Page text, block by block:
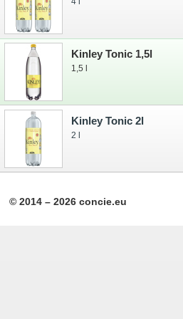
Kinley Tonic 1,5l
1,5 l
Kinley Tonic 2l
2 l
© 2014 – 2026 concie.eu